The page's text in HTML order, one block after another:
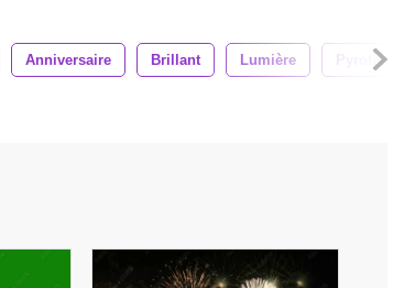
Anniversaire Brillant Lumière